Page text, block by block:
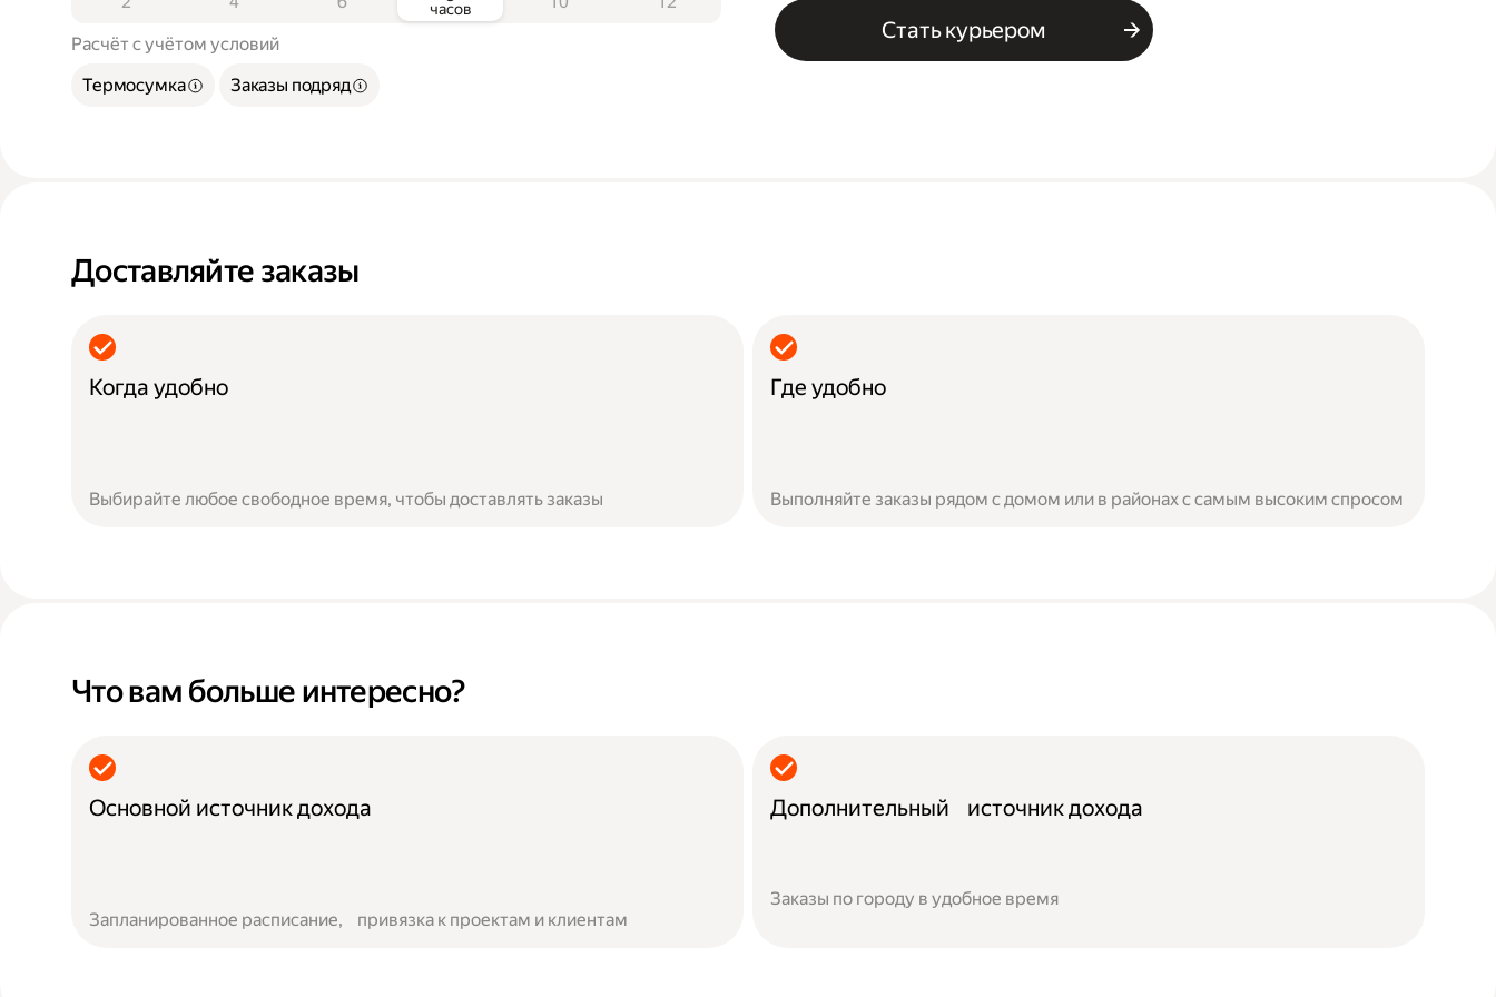
часов
Расчёт с учётом условий
Термосумка
Заказы подряд
Стать курьером
Доставляйте заказы
Когда удобно
Выбирайте любое свободное время, чтобы доставлять заказы
Где удобно
Выполняйте заказы рядом с домом или в районах с самым высоким спросом
Что вам больше интересно?
Основной источник дохода
Запланированное расписание, привязка к проектам и клиентам
Дополнительный источник дохода
Заказы по городу в удобное время